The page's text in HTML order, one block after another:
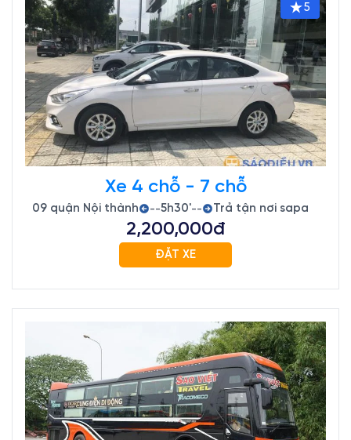
5
Xe 4 chỗ - 7 chỗ
09 quận Nội thành --5h30'-- Trả tận nơi sapa
2,200,000đ
ĐẶT XE